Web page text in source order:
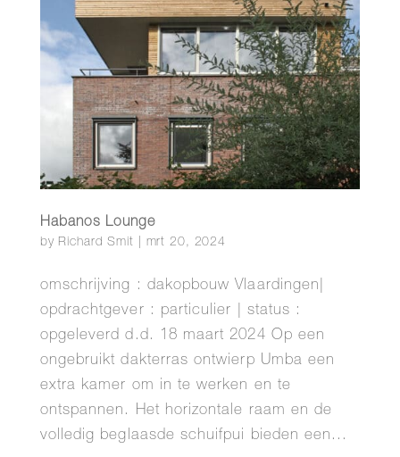
Habanos Lounge
by Richard Smit mrt 20, 2024
omschrijving : dakopbouw Vlaardingen|
opdrachtgever : particulier | status :
opgeleverd d.d. 18 maart 2024 Op een
ongebruikt dakterras ontwierp Umba een
extra kamer om in te werken en te
ontspannen. Het horizontale raam en de
volledig beglaasde schuifpui bieden een...